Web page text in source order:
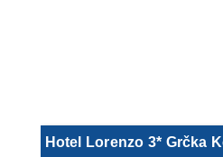
Hotel Lorenzo 3* Grčka